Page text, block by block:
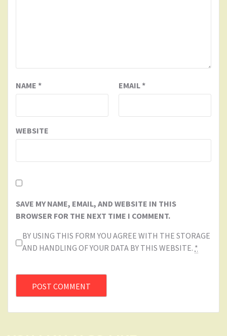
NAME * EMAIL*
WEBSITE
SAVE MY NAME, EMAIL, AND WEBSITE IN THIS
BROWSER FOR THE NEXT TIME I COMMENT.
BY USING THIS FORM YOU AGREE WITH THE STORAGE
AND HANDLING OF YOUR DATA BY THIS WEBSITE. *